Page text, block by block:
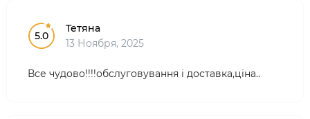
5.0
Тетяна
13 Ноября, 2025
Все чудово!!!!обслуговування і доставка,ціна..